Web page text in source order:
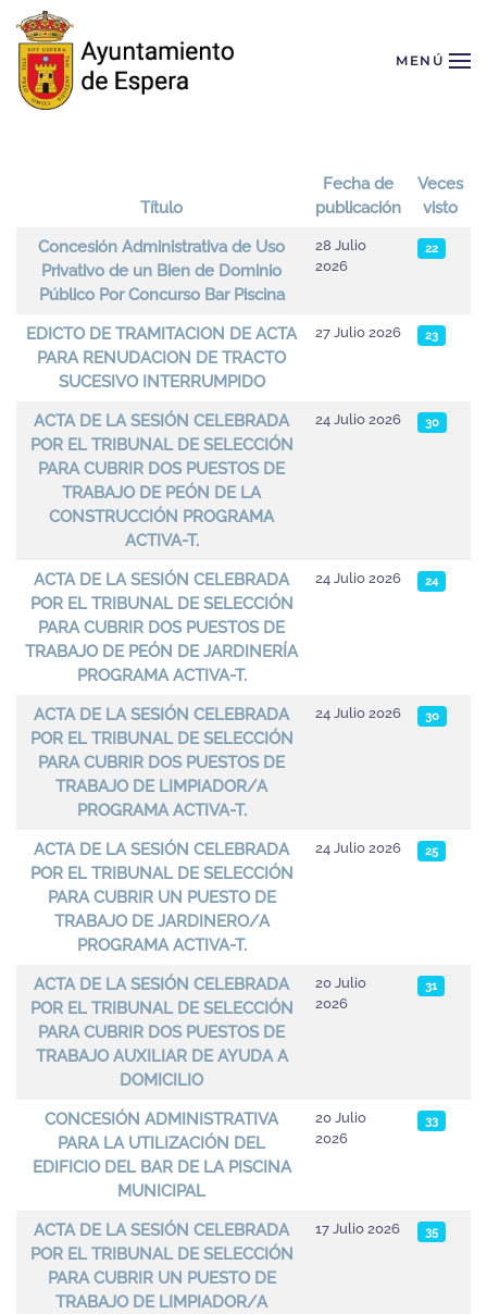
Skip to main content MENÚ
Artículos
Título
Fecha de
publicación
Veces
visto
Concesión Administrativa de Uso
Privativo de un Bien de Dominio
Público Por Concurso Bar Piscina
28 Julio
2026
22
EDICTO DE TRAMITACION DE ACTA
PARA RENUDACION DE TRACTO
SUCESIVO INTERRUMPIDO
27 Julio 2026 23
ACTA DE LA SESIÓN CELEBRADA
POR EL TRIBUNAL DE SELECCIÓN
PARA CUBRIR DOS PUESTOS DE
TRABAJO DE PEÓN DE LA
CONSTRUCCIÓN PROGRAMA
ACTIVA-T.
24 Julio 2026 30
ACTA DE LA SESIÓN CELEBRADA
POR EL TRIBUNAL DE SELECCIÓN
PARA CUBRIR DOS PUESTOS DE
TRABAJO DE PEÓN DE JARDINERÍA
PROGRAMA ACTIVA-T.
24 Julio 2026 24
ACTA DE LA SESIÓN CELEBRADA
POR EL TRIBUNAL DE SELECCIÓN
PARA CUBRIR DOS PUESTOS DE
TRABAJO DE LIMPIADOR/A
PROGRAMA ACTIVA-T.
24 Julio 2026 30
ACTA DE LA SESIÓN CELEBRADA
POR EL TRIBUNAL DE SELECCIÓN
PARA CUBRIR UN PUESTO DE
TRABAJO DE JARDINERO/A
PROGRAMA ACTIVA-T.
24 Julio 2026 25
ACTA DE LA SESIÓN CELEBRADA
POR EL TRIBUNAL DE SELECCIÓN
PARA CUBRIR DOS PUESTOS DE
TRABAJO AUXILIAR DE AYUDA A
DOMICILIO
20 Julio
2026
31
CONCESIÓN ADMINISTRATIVA
PARA LA UTILIZACIÓN DEL
EDIFICIO DEL BAR DE LA PISCINA
MUNICIPAL
20 Julio
2026
33
ACTA DE LA SESIÓN CELEBRADA
POR EL TRIBUNAL DE SELECCIÓN
PARA CUBRIR UN PUESTO DE
TRABAJO DE LIMPIADOR/A
17 Julio 2026 35